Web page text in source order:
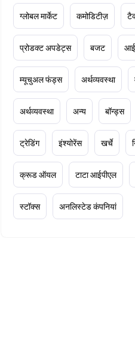
ग्लोबल मार्केट कमोडिटीज़
प्रोडक्ट अपडेट्स बजट
म्यूचुअल फंड्स अर्थव्यवस्था
अर्थव्यवस्था अन्य बॉन्ड्स
ट्रेडिंग इंश्योरेंस खर्चे
क्रूड ऑयल टाटा आईपीएल
स्टॉक्स अनलिस्टेड कंपनियां